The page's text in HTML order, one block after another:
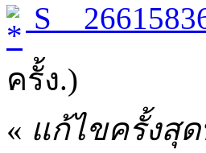
ครั้ง.)
« แก้ไขครั้งสุด